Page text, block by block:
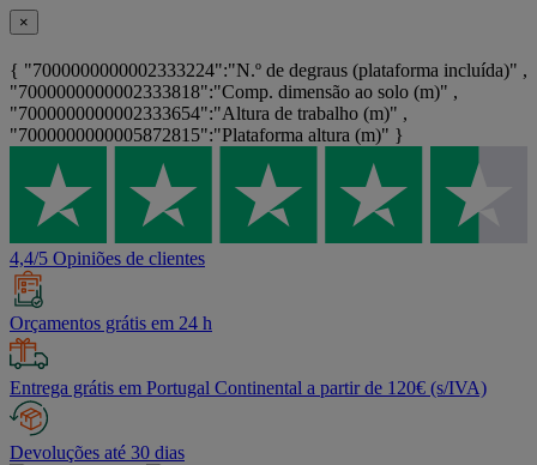
×
{ "7000000000002333224":"N.º de degraus (plataforma incluída)" ,
"7000000000002333818":"Comp. dimensão ao solo (m)" ,
"7000000000002333654":"Altura de trabalho (m)" ,
"7000000000005872815":"Plataforma altura (m)" }
4,4/5 Opiniões de clientes
Orçamentos grátis em 24 h
Entrega grátis em Portugal Continental a partir de 120€ (s/IVA)
Devoluções até 30 dias